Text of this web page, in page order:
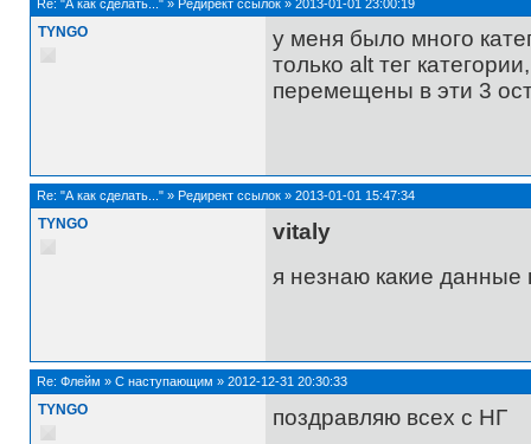
Re: "А как сделать..." » Редирект ссылок » 2013-01-01 23:00:19
TYNGO
у меня было много
только alt тег
перемещены в эти 3
Re: "А как сделать..." » Редирект ссылок » 2013-01-01 15:47:34
TYNGO
vitaly
я незнаю какие данные
Re: Флейм » С наступающим » 2012-12-31 20:30:33
TYNGO поздравляю всех с НГ